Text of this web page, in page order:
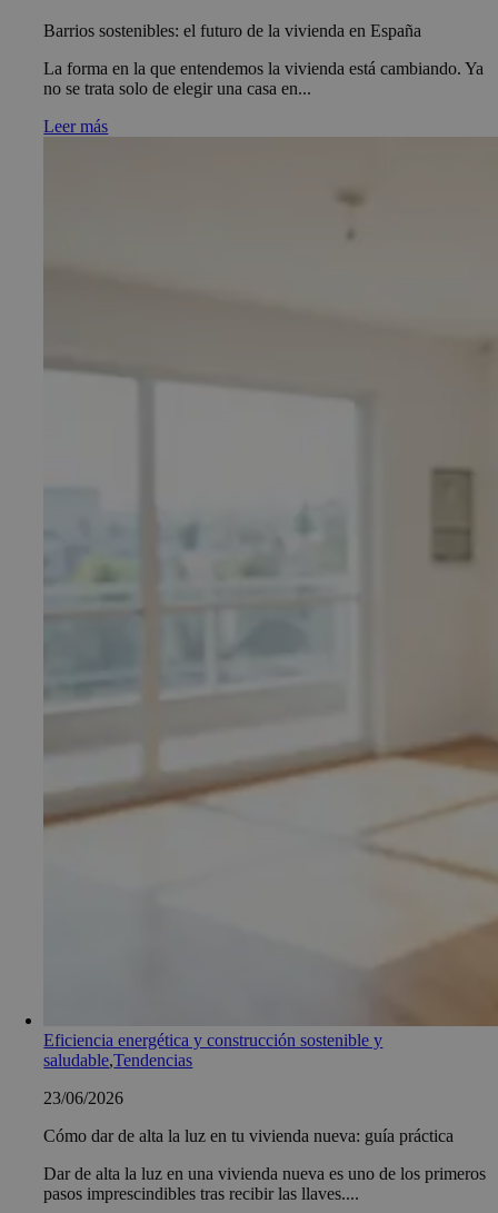
Barrios sostenibles: el futuro de la vivienda en España
La forma en la que entendemos la vivienda está cambiando. Ya
no se trata solo de elegir una casa en...
Leer más
Eficiencia energética y construcción sostenible y
saludable,Tendencias
23/06/2026
Cómo dar de alta la luz en tu vivienda nueva: guía práctica
Dar de alta la luz en una vivienda nueva es uno de los primeros
pasos imprescindibles tras recibir las llaves....